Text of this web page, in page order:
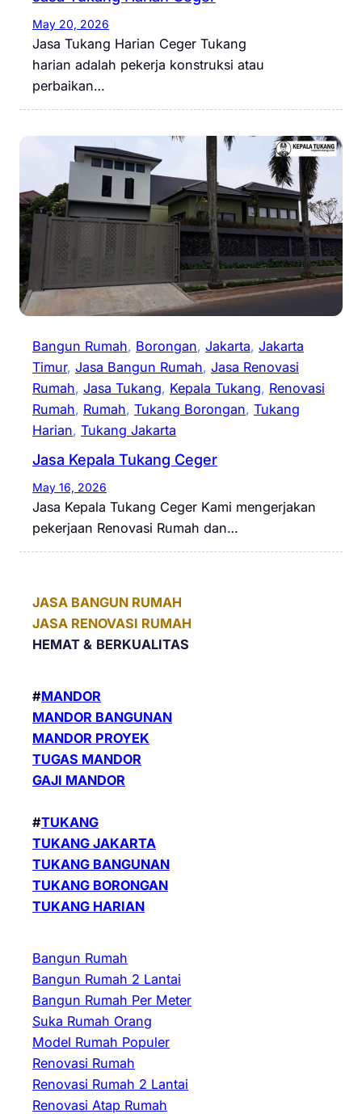
May 20, 2026
Jasa Tukang Harian Ceger Tukang
harian adalah pekerja konstruksi atau
perbaikan…
Bangun Rumah, Borongan, Jakarta, Jakarta
Timur, Jasa Bangun Rumah, Jasa Renovasi
Rumah, Jasa Tukang, Kepala Tukang, Renovasi
Rumah, Rumah, Tukang Borongan, Tukang
Harian, Tukang Jakarta
Jasa Kepala Tukang Ceger
May 16, 2026
Jasa Kepala Tukang Ceger Kami mengerjakan
pekerjaan Renovasi Rumah dan…
JASA BANGUN RUMAH
JASA RENOVASI RUMAH
HEMAT & BERKUALITAS
#MANDOR
MANDOR BANGUNAN
MANDOR PROYEK
TUGAS MANDOR
GAJI MANDOR
#TUKANG
TUKANG JAKARTA
TUKANG BANGUNAN
TUKANG BORONGAN
TUKANG HARIAN
Bangun Rumah
Bangun Rumah 2 Lantai
Bangun Rumah Per Meter
Suka Rumah Orang
Model Rumah Populer
Renovasi Rumah
Renovasi Rumah 2 Lantai
Renovasi Atap Rumah